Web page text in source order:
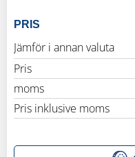
PRIS
Jämför i annan valuta
Pris
moms
Pris inklusive moms